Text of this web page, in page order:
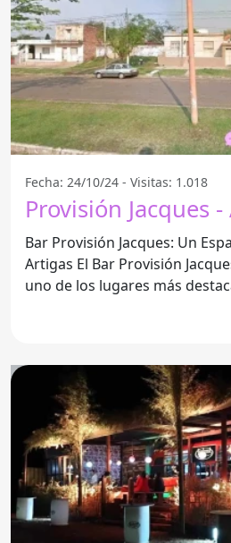
Fecha: 24/10/24 - Visitas: 1.018
Provisión Jacques
Bar Provisión Jacques: Un
Artigas El Bar Provisión Jacques se ha convertido en
uno de los lugares más